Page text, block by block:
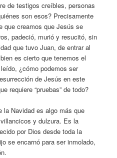
de testigos creíbles, personas
son esos? Precisamente
que creamos que Jesús se
padeció, murió y resucitó, sin
que tuvo Juan, de entrar al
es cierto que tenemos el
¿cómo podemos ser
de Jesús en este
requiere “pruebas” de todo?
la Navidad es algo más que
y dulzura. Es la
por Dios desde toda la
se encarnó para ser inmolado,